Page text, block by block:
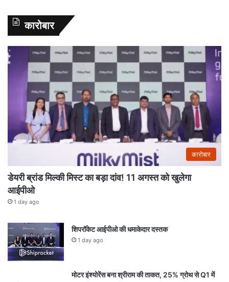
कारोबार
कारोबार
डेयरी ब्रांड मिल्की मिस्ट का बड़ा दांव! 11 अगस्त को खुलेगा
आईपीओ
1 day ago
शिपरॉकेट आईपीओ की धमाकेदार दस्तक
1 day ago
मोटर इंश्योरेंस बना श्रीराम की ताकत, 25% ग्रोथ से Q1 में